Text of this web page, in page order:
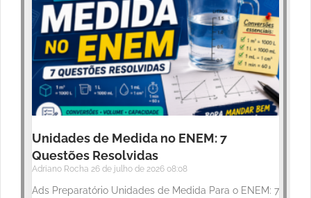
Unidades de Medida no ENEM: 7
Questões Resolvidas
Adriano Rocha 26 de julho de 2026 08:08
Ads Preparatório Unidades de Medida Para o ENEM: 7